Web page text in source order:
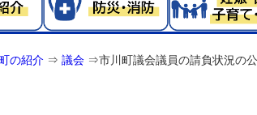
の紹介 ⇒ 議会 ⇒市川町議会議員の請負状況の